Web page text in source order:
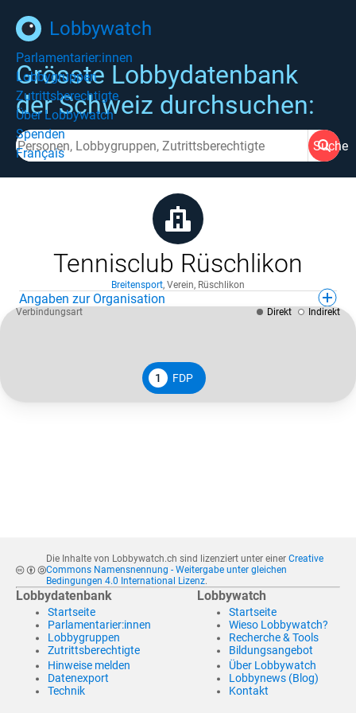
Lobbywatch
Parlamentarier:innen
Lobbygruppen
Zutrittsberechtigte
Über Lobbywatch
Spenden
Français
Grösste Lobbydatenbank
der Schweiz durchsuchen:
Suche
Tennisclub Rüschlikon
Breitensport, Verein, Rüschlikon
Angaben zur Organisation
1 FDP
Verbindungsart Direkt Indirekt
Die Inhalte von Lobbywatch.ch sind lizenziert unter einer Creative
Commons Namensnennung - Weitergabe unter gleichen
Bedingungen 4.0 International Lizenz.
Lobbydatenbank
Startseite
Parlamentarier:innen
Lobbygruppen
Zutrittsberechtigte
Hinweise melden
Datenexport
Technik
Lobbywatch
Startseite
Wieso Lobbywatch?
Recherche & Tools
Bildungsangebot
Über Lobbywatch
Lobbynews (Blog)
Kontakt